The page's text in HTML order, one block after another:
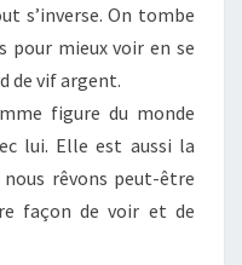
s’inverse. On tombe
pour mieux voir en se
de vif argent.
figure du monde
lui. Elle est aussi la
rêvons peut-être
façon de voir et de